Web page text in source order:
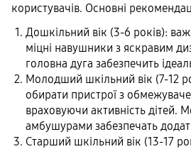
користувачів. Основні
Дошкільний вік (3-6 років):
міцні навушники з яскравим
головна дуга забезпечить
Молодший шкільний вік (7-12
обирати пристрої з
враховуючи активність дітей.
амбушурами забезпечать
Старший шкільний вік (13-17